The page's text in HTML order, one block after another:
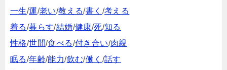
一生/運/老い/教える/書く /考える
着る/暮らす/結婚/健康/死/知る
性格/世間/食べる/付き合い/肉親
眠る/年齢/能力/飲む/働く /話す